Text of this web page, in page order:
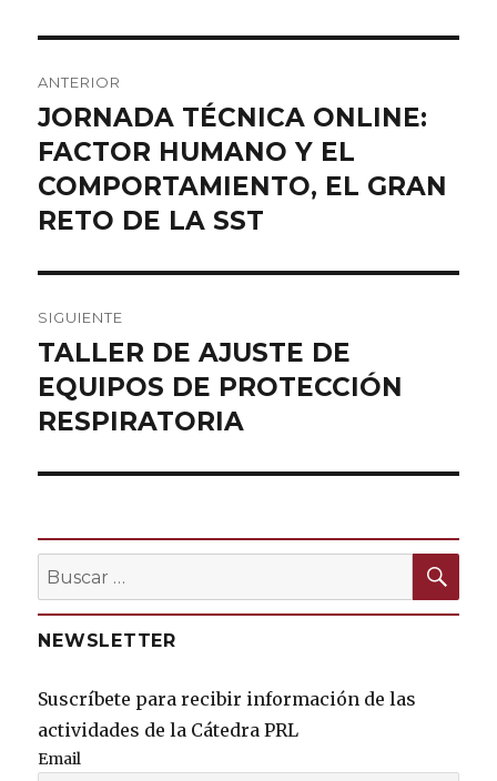
de
entradas
ANTERIOR
Entrada
anterior:
JORNADA TÉCNICA ONLINE:
FACTOR HUMANO Y EL
COMPORTAMIENTO, EL GRAN
RETO DE LA SST
SIGUIENTE
Entrada
siguiente:
TALLER DE AJUSTE DE
EQUIPOS DE PROTECCIÓN
RESPIRATORIA
Buscar
por:
NEWSLETTER
Suscríbete para recibir información de las
actividades de la Cátedra PRL
Email